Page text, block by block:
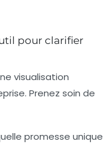
pour clarifier
visualisation
Prenez soin de
promesse unique